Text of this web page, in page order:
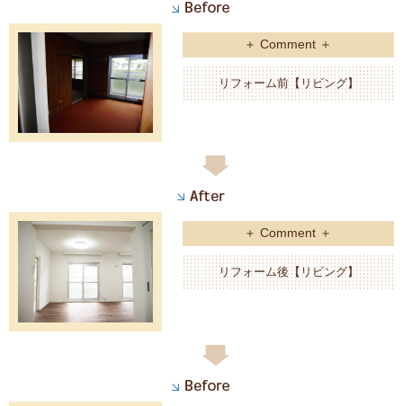
＋ Comment ＋
リフォーム前【リビング】
＋ Comment ＋
リフォーム後【リビング】